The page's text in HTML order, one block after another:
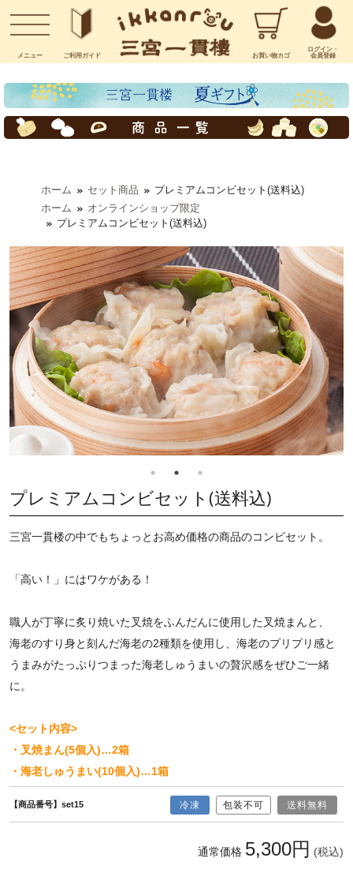
メニュー ご利用 ガイド お買い物カゴ
ログイン・
会員登録
お問い合わせ
ホーム セット商品
プレミアムコンビセット(送料込)
ホーム
オンラインショップ限定
プレミアムコンビセット(送料込)
プレミアムコンビセット(送料込)
三宮一貫楼の中でもちょっとお高め価格の商品のコンビセット。
「高い！」にはワケがある！
職人が丁寧に炙り焼いた叉焼をふんだんに使用した叉焼まんと、
海老のすり身と刻んだ海老の2種類を使用し、海老のプリプリ感と
うまみがたっぷりつまった海老しゅうまいの贅沢感をぜひご一緒
に。
<セット内容>
・叉焼まん(5個入)…2箱
・海老しゅうまい(10個入)…1箱
【商品番号】set15 冷凍 包装不可 送料無料
通常価格 5,300円 (税込)